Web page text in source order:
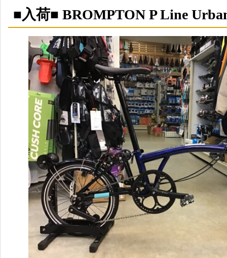
■入荷■ BROMPTON P Line